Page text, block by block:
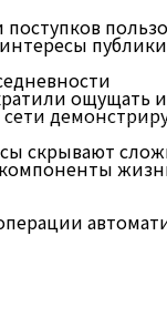
회사
ощущать
скрывают